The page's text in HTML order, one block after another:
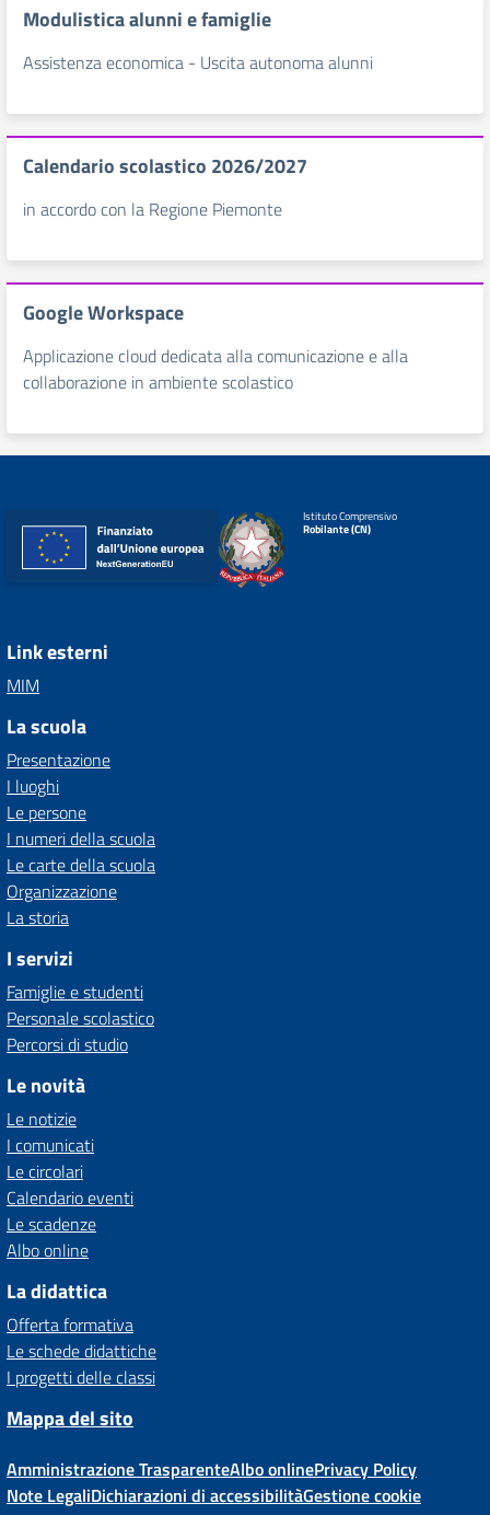
Modulistica alunni e famiglie
Assistenza economica - Uscita autonoma alunni
Calendario scolastico 2026/2027
in accordo con la Regione Piemonte
Google Workspace
Applicazione cloud dedicata alla comunicazione e alla
collaborazione in ambiente scolastico
Istituto Comprensivo
Robilante (CN)
Link esterni
MIM
La scuola
Presentazione
I luoghi
Le persone
I numeri della scuola
Le carte della scuola
Organizzazione
La storia
I servizi
Famiglie e studenti
Personale scolastico
Percorsi di studio
Le novità
Le notizie
I comunicati
Le circolari
Calendario eventi
Le scadenze
Albo online
La didattica
Offerta formativa
Le schede didattiche
I progetti delle classi
Mappa del sito
Amministrazione TrasparenteAlbo onlinePrivacy Policy
Note LegaliDichiarazioni di accessibilitàGestione cookie